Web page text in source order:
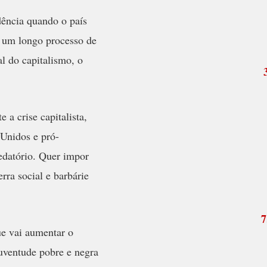
quando o país
longo processo de
do capitalismo, o
a crise capitalista,
e pró-
Quer impor
social e barbárie
vai aumentar o
pobre e negra